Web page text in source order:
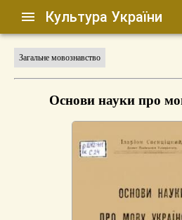
Культура України
Загальне мовознавство
Основи науки про